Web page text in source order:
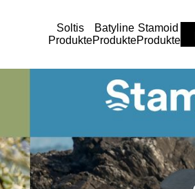
Soltis
Produkte
Batyline
Produkte
Stamoid
Produkte